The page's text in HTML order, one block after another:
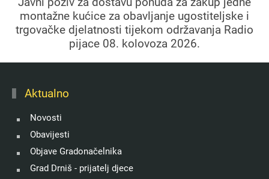
montažne kućice za obavljanje ugostiteljske i
trgovačke djelatnosti tijekom održavanja Radio
pijace 08. kolovoza 2026.
Aktualno
Novosti
Obavijesti
Objave Gradonačelnika
Grad Drniš - prijatelj djece